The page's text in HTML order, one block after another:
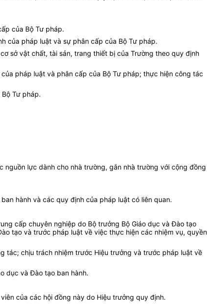
của Bộ Tư pháp.
của pháp luật và sự phân cấp của Bộ Tư pháp.
sở vật chất, tài sản, trang thiết bị của Trường theo quy định
pháp luật và phân cấp của Bộ Tư pháp; thực hiện công tác
Tư pháp.
lực dành cho nhà trường, gắn nhà trường với cộng đồng
hành và các quy định của pháp luật có liên quan.
cấp chuyên nghiệp do Bộ trưởng Bộ Giáo dục và Đào tạo
tạo và trước pháp luật về việc thực hiện các nhiệm vụ, quyền
tác; chịu trách nhiệm trước Hiệu trưởng và trước pháp luật về
dục và Đào tạo ban hành.
của các hội đồng này do Hiệu trưởng quy định.